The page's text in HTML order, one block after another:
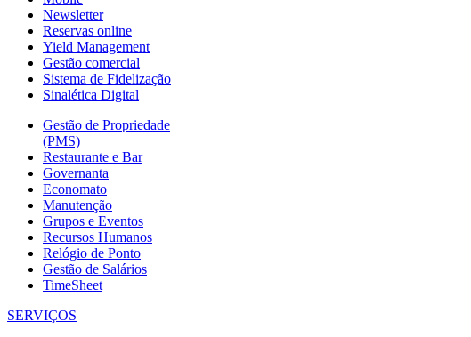
Newsletter
Reservas online
Yield Management
Gestão comercial
Sistema de Fidelização
Sinalética Digital
Gestão de Propriedade
(PMS)
Restaurante e Bar
Governanta
Economato
Manutenção
Grupos e Eventos
Recursos Humanos
Relógio de Ponto
Gestão de Salários
TimeSheet
SERVIÇOS